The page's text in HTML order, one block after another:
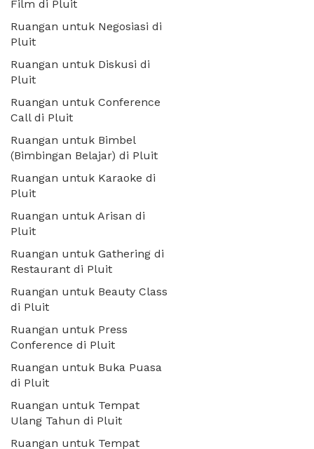
Film di Pluit
Ruangan untuk Negosiasi di
Pluit
Ruangan untuk Diskusi di
Pluit
Ruangan untuk Conference
Call di Pluit
Ruangan untuk Bimbel
(Bimbingan Belajar) di Pluit
Ruangan untuk Karaoke di
Pluit
Ruangan untuk Arisan di
Pluit
Ruangan untuk Gathering di
Restaurant di Pluit
Ruangan untuk Beauty Class
di Pluit
Ruangan untuk Press
Conference di Pluit
Ruangan untuk Buka Puasa
di Pluit
Ruangan untuk Tempat
Ulang Tahun di Pluit
Ruangan untuk Tempat